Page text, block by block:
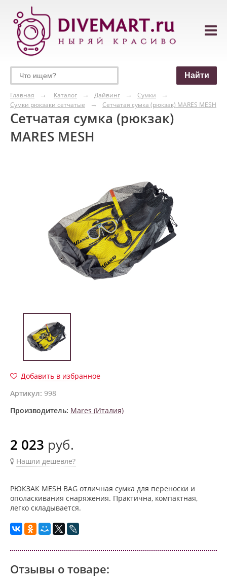
Главная Каталог Дайвинг
Сумки
Сумки рюкзаки сетчатые
Сетчатая сумка (рюкзак) MARES MESH
Сетчатая сумка (рюкзак)
MARES MESH
Добавить в избранное
Артикул: 998
Производитель: Mares (Италия)
2 023 руб.
Нашли дешевле?
РЮКЗАК MESH BAG отличная сумка для переноски и
ополаскивания снаряжения. Практична, компактная,
легко складывается.
Отзывы о товаре: